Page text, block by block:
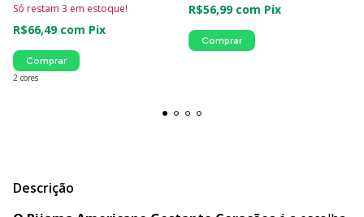
R$66,49 com Pix
Só restam 3 em estoque!
2 cores
Comprar
R$56,99 com Pix
Comprar
Descrição